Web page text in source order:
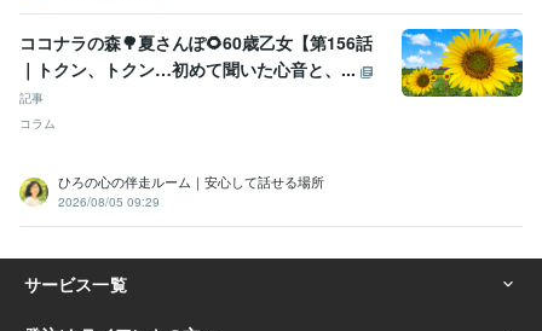
ココナラの森🌳夏さんぽ🌻60歳乙女【第156話
｜トクン、トクン…初めて聞いた心音と、...
記事
コラム
ひろの心の伴走ルーム｜安心して話せる場所
2026/08/05 09:29